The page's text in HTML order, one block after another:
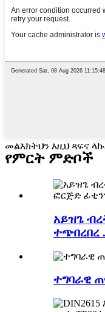
መልእክትህን እዚህ ጻፍና
የምርት ምድቦች
አይዝጌ
ተጭበረበረ
ተግባራዊ